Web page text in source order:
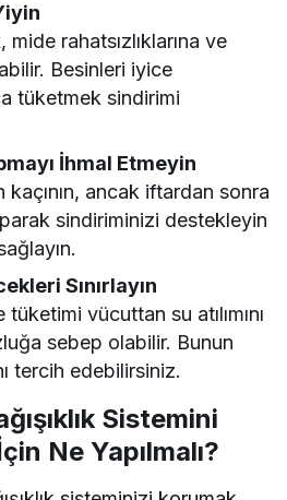
mide rahatsızlıklarına ve
Besinleri iyice
tüketmek sindirimi
İhmal Etmeyin
kaçının, ancak iftardan sonra
sindiriminizi destekleyin
Sınırlayın
vücuttan su atılımını
sebep olabilir. Bunun
tercih edebilirsiniz.
Sistemini
Ne Yapılmalı?